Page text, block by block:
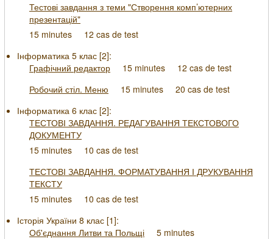
Тестові завдання з теми "Створення комп’ютерних
презентацій"
15 minutes
12 cas de test
Інформатика 5 клас [2]:
Графічний редактор
15 minutes
12 cas de test
Робочий стіл. Меню
15 minutes
20 cas de test
Інформатика 6 клас [2]:
ТЕСТОВІ ЗАВДАННЯ. РЕДАГУВАННЯ ТЕКСТОВОГО
ДОКУМЕНТУ
15 minutes
10 cas de test
ТЕСТОВІ ЗАВДАННЯ. ФОРМАТУВАННЯ І ДРУКУВАННЯ
ТЕКСТУ
15 minutes
10 cas de test
Історія України 8 клас [1]:
Об'єднання Литви та Польщі
5 minutes